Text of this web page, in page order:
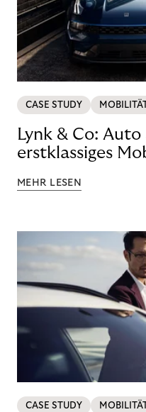
CASE STUDY
Lynk & Co:
erstklassiges
MEHR LESEN
CASE STUDY